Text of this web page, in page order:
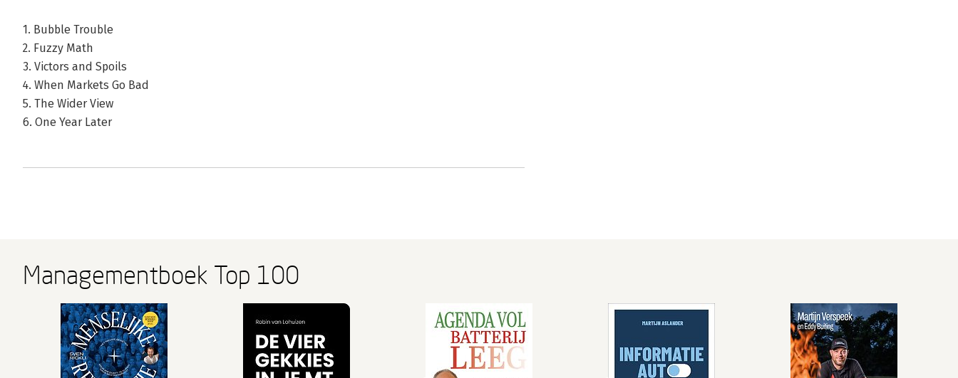
1. Bubble Trouble
2. Fuzzy Math
3. Victors and Spoils
4. When Markets Go Bad
5. The Wider View
6. One Year Later
Managementboek Top 100